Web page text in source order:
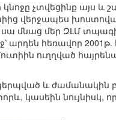
չտվեցինք այս
վերջապես
սա մնաց մեր ԶԼՄ
արդեն հեռավոր
ուղղված
և ժամանակին
կասեին նույնիսկ,